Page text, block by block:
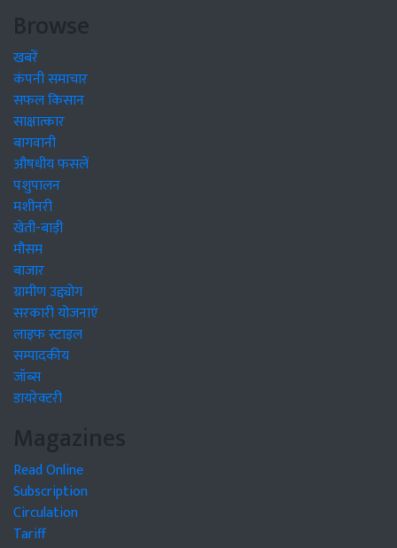
Browse
खबरें
कंपनी समाचार
सफल किसान
साक्षात्कार
बागवानी
औषधीय फसलें
पशुपालन
मशीनरी
खेती-बाड़ी
मौसम
बाजार
ग्रामीण उद्द्योग
सरकारी योजनाएं
लाइफ स्टाइल
सम्पादकीय
जॉब्स
डायरेक्टरी
Magazines
Read Online
Subscription
Circulation
Tariff